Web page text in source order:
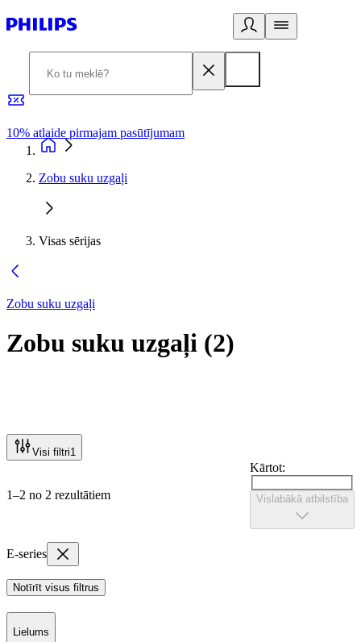
10% atlaide pirmajam pasūtījumam
Zobu suku uzgaļi
Visas sērijas
Zobu suku uzgaļi
Zobu suku uzgaļi (2)
Visi filtri1
1–2 no 2 rezultātiem
Kārtot:
Vislabākā atbilstība
E-series
Notīrīt visus filtrus
Lielums